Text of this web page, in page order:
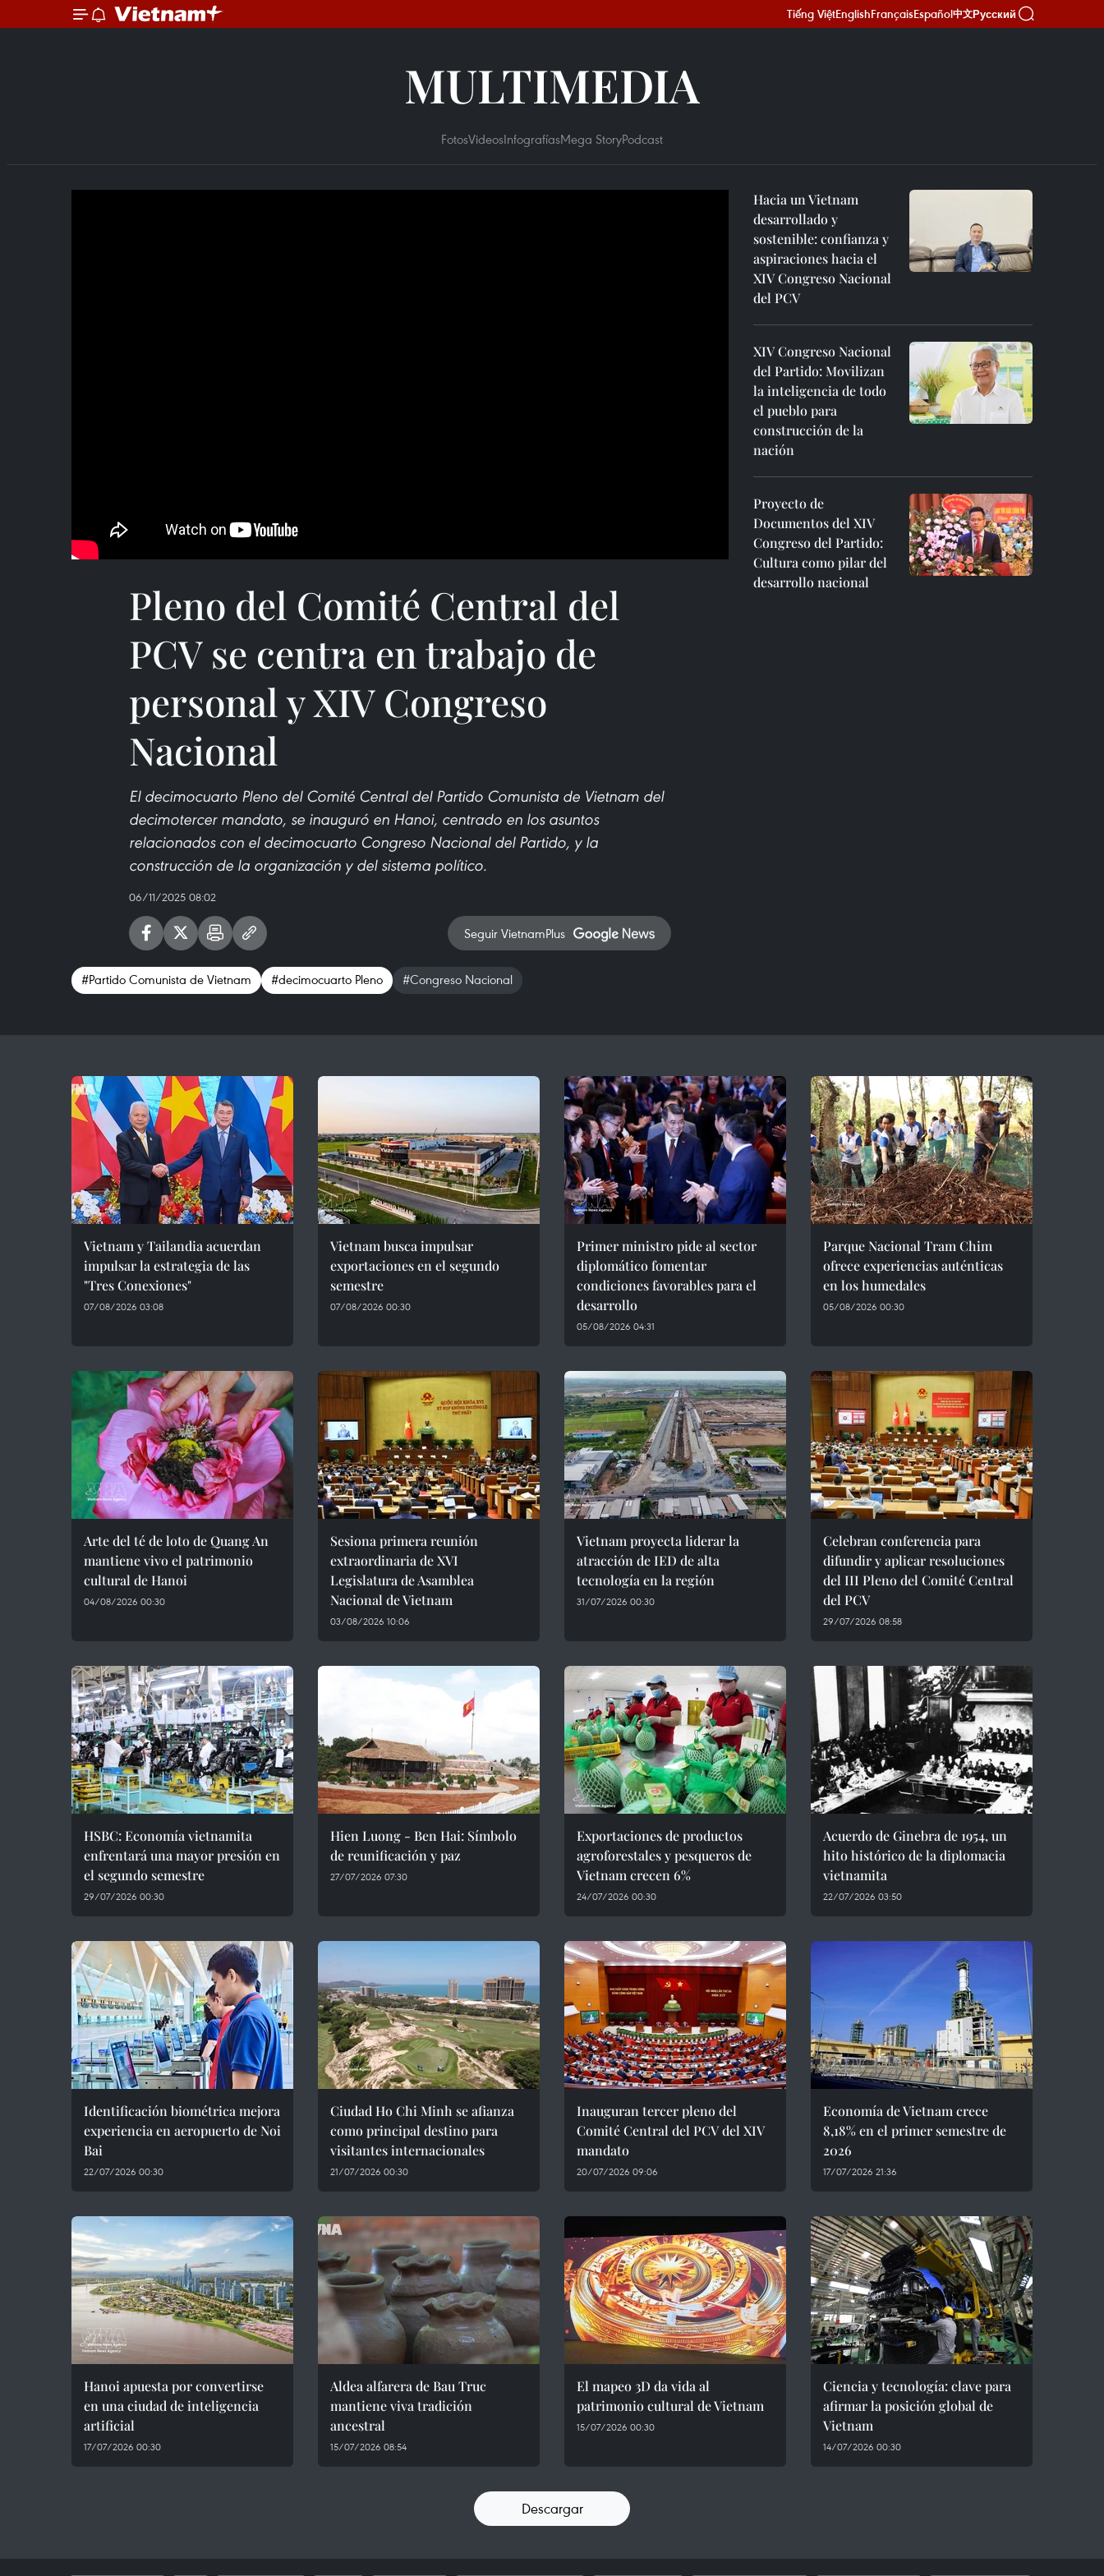
Tiếng ViệtEnglishFrançaisEspañol中文Русский
MULTIMEDIA
FotosVideosInfografíasMega StoryPodcast
Pleno del Comité Central del
PCV se centra en trabajo de
personal y XIV Congreso
Nacional
El decimocuarto Pleno del Comité Central del Partido Comunista de Vietnam del
decimotercer mandato, se inauguró en Hanoi, centrado en los asuntos
relacionados con el decimocuarto Congreso Nacional del Partido, y la
construcción de la organización y del sistema político.
06/11/2025 08:02
Seguir VietnamPlus
#Partido Comunista de Vietnam #decimocuarto Pleno #Congreso Nacional
Hacia un Vietnam
desarrollado y
sostenible: confianza y
aspiraciones hacia el
XIV Congreso Nacional
del PCV
XIV Congreso Nacional
del Partido: Movilizan
la inteligencia de todo
el pueblo para
construcción de la
nación
Proyecto de
Documentos del XIV
Congreso del Partido:
Cultura como pilar del
desarrollo nacional
Vietnam y Tailandia acuerdan
impulsar la estrategia de las
"Tres Conexiones"
07/08/2026 03:08
Vietnam busca impulsar
exportaciones en el segundo
semestre
07/08/2026 00:30
Primer ministro pide al sector
diplomático fomentar
condiciones favorables para el
desarrollo
05/08/2026 04:31
Parque Nacional Tram Chim
ofrece experiencias auténticas
en los humedales
05/08/2026 00:30
Arte del té de loto de Quang An
mantiene vivo el patrimonio
cultural de Hanoi
04/08/2026 00:30
Sesiona primera reunión
extraordinaria de XVI
Legislatura de Asamblea
Nacional de Vietnam
03/08/2026 10:06
Vietnam proyecta liderar la
atracción de IED de alta
tecnología en la región
31/07/2026 00:30
Celebran conferencia para
difundir y aplicar resoluciones
del III Pleno del Comité Central
del PCV
29/07/2026 08:58
HSBC: Economía vietnamita
enfrentará una mayor presión en
el segundo semestre
29/07/2026 00:30
Hien Luong - Ben Hai: Símbolo
de reunificación y paz
27/07/2026 07:30
Exportaciones de productos
agroforestales y pesqueros de
Vietnam crecen 6%
24/07/2026 00:30
Acuerdo de Ginebra de 1954, un
hito histórico de la diplomacia
vietnamita
22/07/2026 03:50
Identificación biométrica mejora
experiencia en aeropuerto de Noi
Bai
22/07/2026 00:30
Ciudad Ho Chi Minh se afianza
como principal destino para
visitantes internacionales
21/07/2026 00:30
Inauguran tercer pleno del
Comité Central del PCV del XIV
mandato
20/07/2026 09:06
Economía de Vietnam crece
8,18% en el primer semestre de
2026
17/07/2026 21:36
Hanoi apuesta por convertirse
en una ciudad de inteligencia
artificial
17/07/2026 00:30
Aldea alfarera de Bau Truc
mantiene viva tradición
ancestral
15/07/2026 08:54
El mapeo 3D da vida al
patrimonio cultural de Vietnam
15/07/2026 00:30
Ciencia y tecnología: clave para
afirmar la posición global de
Vietnam
14/07/2026 00:30
Descargar